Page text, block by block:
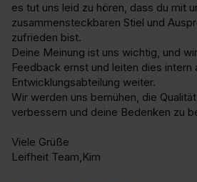
es tut uns leid zu hören, dass du mit
zusammensteckbaren Stiel und
zufrieden bist.
Deine Meinung ist uns wichtig, und
Feedback ernst und leiten dies intern
Entwicklungsabteilung weiter.
Wir werden uns bemühen, die
verbessern und deine Bedenken zu
Viele Grüße
Leifheit Team,Kim